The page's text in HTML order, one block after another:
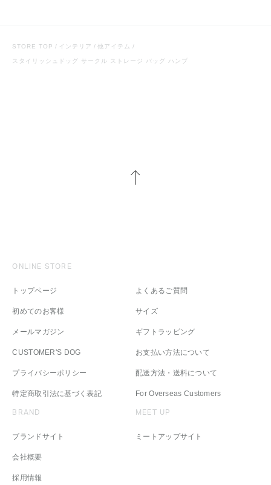
STORE TOP インテリア 他アイテム
スタイリッシュドッグ サークル ストレージ バッグ ハンプ
ONLINE STORE
トップページ
初めてのお客様
メールマガジン
CUSTOMER'S DOG
プライバシーポリシー
特定商取引法に基づく表記
よくあるご質問
サイズ
ギフトラッピング
お支払い方法について
配送方法・送料について
For Overseas Customers
BRAND
ブランドサイト
会社概要
採用情報
MEET UP
ミートアップサイト